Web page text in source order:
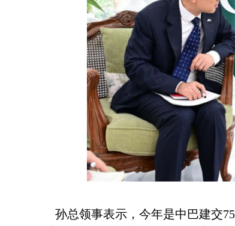
孙总领事表示，今年是中巴建交75